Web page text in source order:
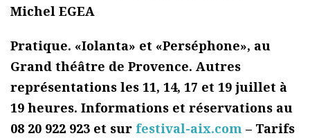
Michel EGEA
Pratique. «Iolanta» et «Perséphone», au
Grand théâtre de Provence. Autres
représentations les 11, 14, 17 et 19 juillet à
19 heures. Informations et réservations au
08 20 922 923 et sur festival-aix.com – Tarifs